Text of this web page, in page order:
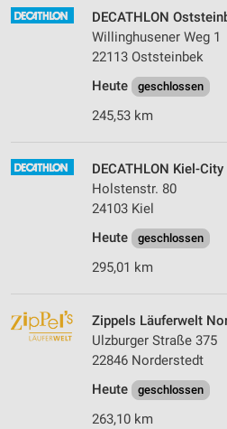
DECATHLON
Willinghusener Weg 1
22113 Oststeinbek
Heute
geschlossen
245,53 km
DECATHLON Kiel-City
Holstenstr. 80
24103 Kiel
Heute
geschlossen
295,01 km
Zippels Läuferwelt
Ulzburger Straße 375
22846 Norderstedt
Heute
geschlossen
263,10 km